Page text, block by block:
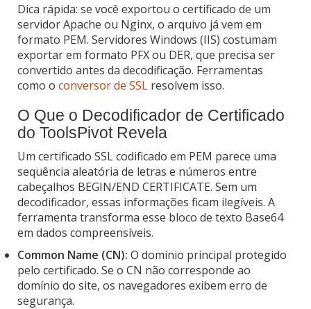
Dica rápida: se você exportou o certificado de um
servidor Apache ou Nginx, o arquivo já vem em
formato PEM. Servidores Windows (IIS) costumam
exportar em formato PFX ou DER, que precisa ser
convertido antes da decodificação. Ferramentas
como o conversor de SSL resolvem isso.
O Que o Decodificador de Certificado
do ToolsPivot Revela
Um certificado SSL codificado em PEM parece uma
sequência aleatória de letras e números entre
cabeçalhos BEGIN/END CERTIFICATE. Sem um
decodificador, essas informações ficam ilegíveis. A
ferramenta transforma esse bloco de texto Base64
em dados compreensíveis.
Common Name (CN): O domínio principal protegido
pelo certificado. Se o CN não corresponde ao
domínio do site, os navegadores exibem erro de
segurança.